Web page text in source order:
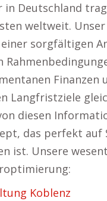
in Deutschland
weltweit. Unser
sorgfältigen
Finanzen
Langfristziele
diesen
das perfekt auf
ist. Unsere
Koblenz